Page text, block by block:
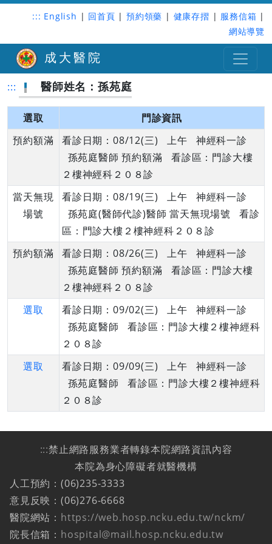
::: English | 回首頁 | 預約領藥 | 健康存摺 | 服務信箱 |
網站導覽
成大醫院
::: 醫師姓名：孫苑庭
選取
門診資訊
預約額滿
看診日期：08/12(三) 上午 神經科一診
孫苑庭醫師 預約額滿 看診區：門診大樓
２樓神經科２０８診
當天無現
場號
看診日期：08/19(三) 上午 神經科一診
孫苑庭(醫師代診)醫師 當天無現場號 看診
區：門診大樓２樓神經科２０８診
預約額滿
看診日期：08/26(三) 上午 神經科一診
孫苑庭醫師 預約額滿 看診區：門診大樓
２樓神經科２０８診
選取
看診日期：09/02(三) 上午 神經科一診
孫苑庭醫師 看診區：門診大樓２樓神經科
２０８診
選取
看診日期：09/09(三) 上午 神經科一診
孫苑庭醫師 看診區：門診大樓２樓神經科
２０８診
:::禁止網路服務業者轉錄本院網路資訊內容
本院為身心障礙者就醫機構
人工預約：(06)235-3333
意見反映：(06)276-6668
醫院網站： https://web.hosp.ncku.edu.tw/nckm/
院長信箱： hospital@mail.hosp.ncku.edu.tw